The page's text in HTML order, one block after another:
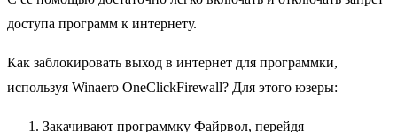
доступа программ к интернету.
Как заблокировать выход в интернет для программки,
используя Winaero OneClickFirewall? Для этого юзеры:
Закачивают программку Файрвол, перейдя